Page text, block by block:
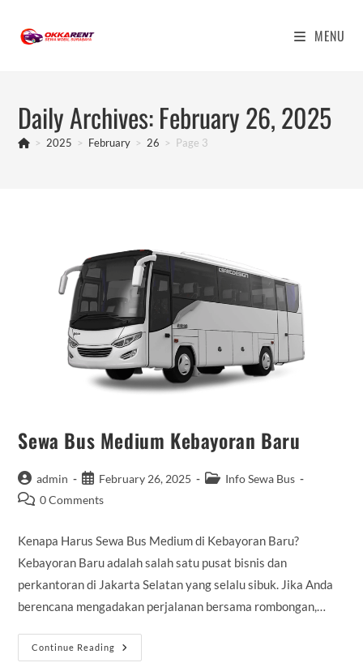
content
MENU
Daily Archives: February 26, 2025
> 2025 > February > 26 > Page 3
Sewa Bus Medium Kebayoran Baru
Post
author:
admin
Post
published:
February 26, 2025
PostInfo Sewa Bus
Post0 Comments
Kenapa Harus Sewa Bus Medium di Kebayoran Baru?
Kebayoran Baru adalah salah satu pusat bisnis dan
perkantoran di Jakarta Selatan yang selalu sibuk. Jika Anda
berencana mengadakan perjalanan bersama rombongan,…
Continue Reading
Sewa
Bus